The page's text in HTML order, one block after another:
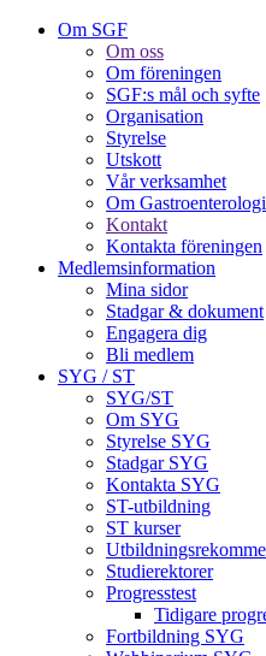
Om SGF
Om oss
Om föreningen
SGF:s mål och syfte
Organisation
Styrelse
Utskott
Vår verksamhet
Om Gastroenterologi
Kontakt
Kontakta föreningen
Medlemsinformation
Mina sidor
Stadgar & dokument
Engagera dig
Bli medlem
SYG / ST
SYG/ST
Om SYG
Styrelse SYG
Stadgar SYG
Kontakta SYG
ST-utbildning
ST kurser
Studierektorer
Progresstest
Tidigare
Fortbildning SYG